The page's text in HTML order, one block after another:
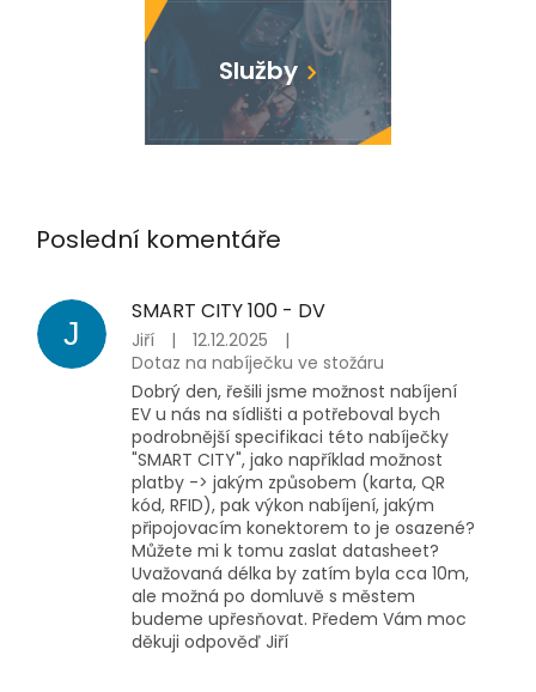
Služby
Poslední komentáře
J
SMART CITY 100 - DV
Jiří | 12.12.2025
|
Dotaz na nabíječku ve stožáru
Dobrý den, řešili jsme možnost nabíjení
EV u nás na sídlišti a potřeboval bych
podrobnější specifikaci této nabíječky
"SMART CITY", jako například možnost
platby -> jakým způsobem (karta, QR
kód, RFID), pak výkon nabíjení, jakým
připojovacím konektorem to je osazené?
Můžete mi k tomu zaslat datasheet?
Uvažovaná délka by zatím byla cca 10m,
ale možná po domluvě s městem
budeme upřesňovat. Předem Vám moc
děkuji odpověď Jiří